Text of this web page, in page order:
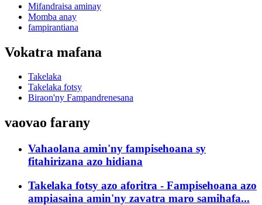
Mifandraisa aminay
Momba anay
fampirantiana
Vokatra mafana
Takelaka
Takelaka fotsy
Biraon'ny Fampandrenesana
vaovao farany
Vahaolana amin'ny fampisehoana sy
fitahirizana azo hidiana
Takelaka fotsy azo aforitra - Fampisehoana azo
ampiasaina amin'ny zavatra maro samihafa...